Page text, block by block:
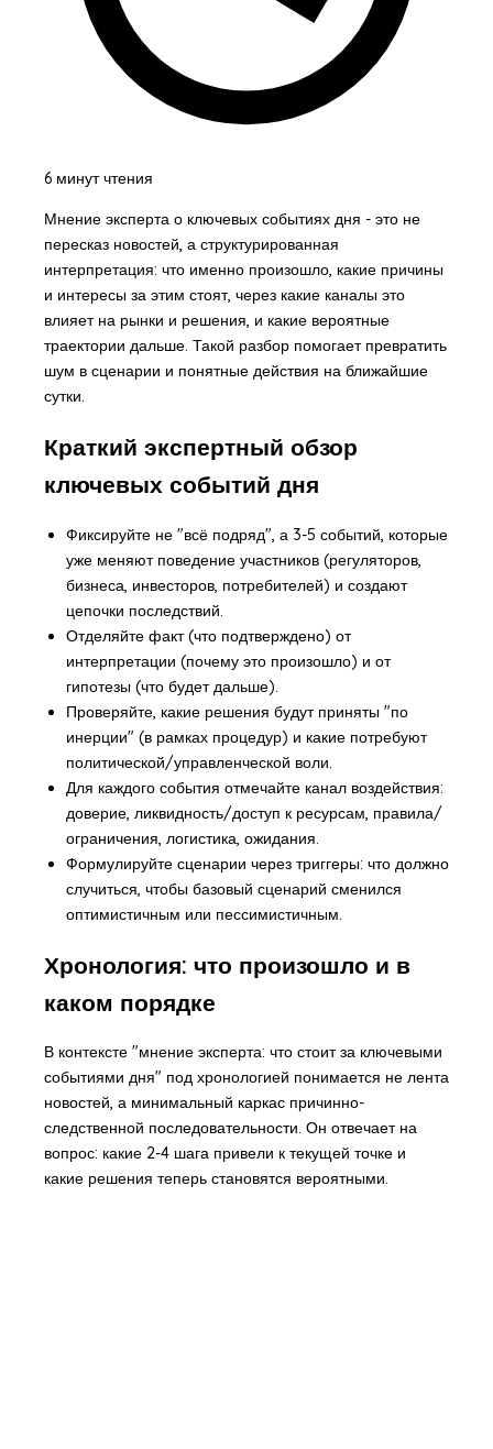
6 минут чтения
Мнение эксперта о ключевых событиях дня - это не
пересказ новостей, а структурированная
интерпретация: что именно произошло, какие причины
и интересы за этим стоят, через какие каналы это
влияет на рынки и решения, и какие вероятные
траектории дальше. Такой разбор помогает превратить
шум в сценарии и понятные действия на ближайшие
сутки.
Краткий экспертный обзор
ключевых событий дня
Фиксируйте не "всё подряд", а 3-5 событий, которые
уже меняют поведение участников (регуляторов,
бизнеса, инвесторов, потребителей) и создают
цепочки последствий.
Отделяйте факт (что подтверждено) от
интерпретации (почему это произошло) и от
гипотезы (что будет дальше).
Проверяйте, какие решения будут приняты "по
инерции" (в рамках процедур) и какие потребуют
политической/управленческой воли.
Для каждого события отмечайте канал воздействия:
доверие, ликвидность/доступ к ресурсам, правила/
ограничения, логистика, ожидания.
Формулируйте сценарии через триггеры: что должно
случиться, чтобы базовый сценарий сменился
оптимистичным или пессимистичным.
Хронология: что произошло и в
каком порядке
В контексте "мнение эксперта: что стоит за ключевыми
событиями дня" под хронологией понимается не лента
новостей, а минимальный каркас причинно-
следственной последовательности. Он отвечает на
вопрос: какие 2-4 шага привели к текущей точке и
какие решения теперь становятся вероятными.